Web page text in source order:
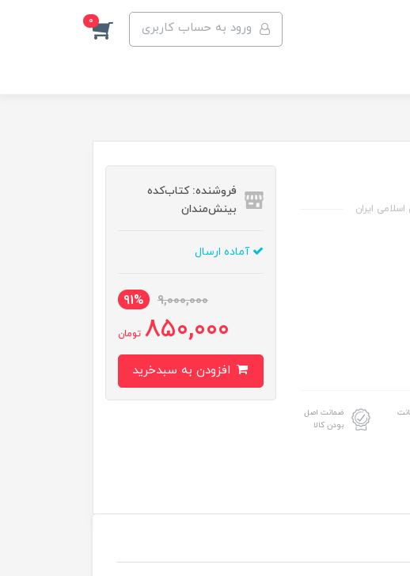
ورود به حساب کاربری 0
ایران
ضمانت اصل
بودن کالا
فروشنده: کتاب‌کده
بینش‌مندان
آماده ارسال
9,000,000
91%
850,000 تومان